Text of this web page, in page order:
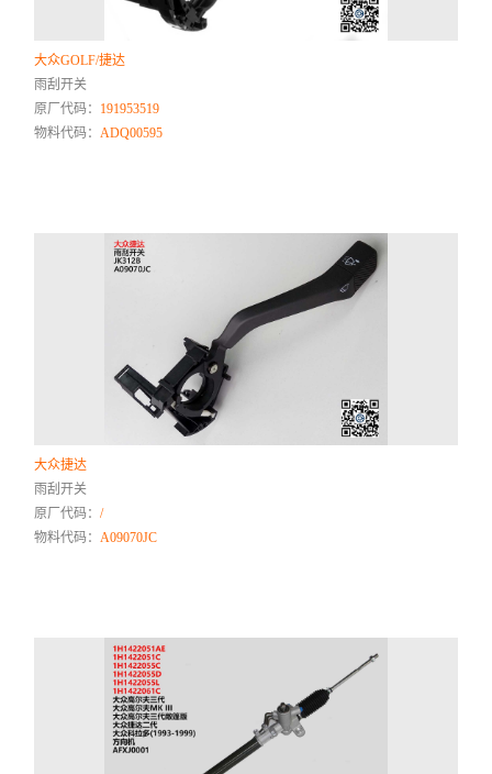
大众GOLF/捷达
雨刮开关
原厂代码： 191953519
物料代码：ADQ00595
大众捷达
雨刮开关
原厂代码：/
物料代码：A09070JC